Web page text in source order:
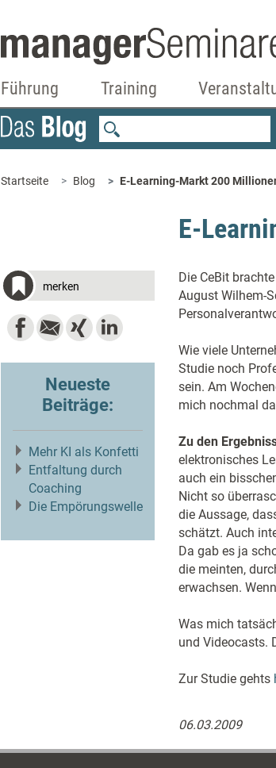
Führung Training
Startseite Blog E-Learning-Markt 200
E-
merken
Neueste
Beiträge:
Mehr KI als Konfetti
Entfaltung durch
Coaching
Die Empörungswelle
Die CeBit
August Wilhem-
Wie viele
Studie noch
sein. Am
mich nochmal
Zu den
elektronisches
auch ein
Nicht so
die Aussage,
schätzt. Auch
Da gab es ja
die meinten,
erwachsen.
Was mich
und Videocasts.
Zur Studie gehts
06.03.2009